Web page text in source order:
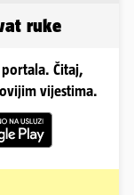
ruke
Čitaj,
vijestima.